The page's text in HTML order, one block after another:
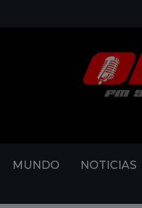
MUNDO NOTICIAS